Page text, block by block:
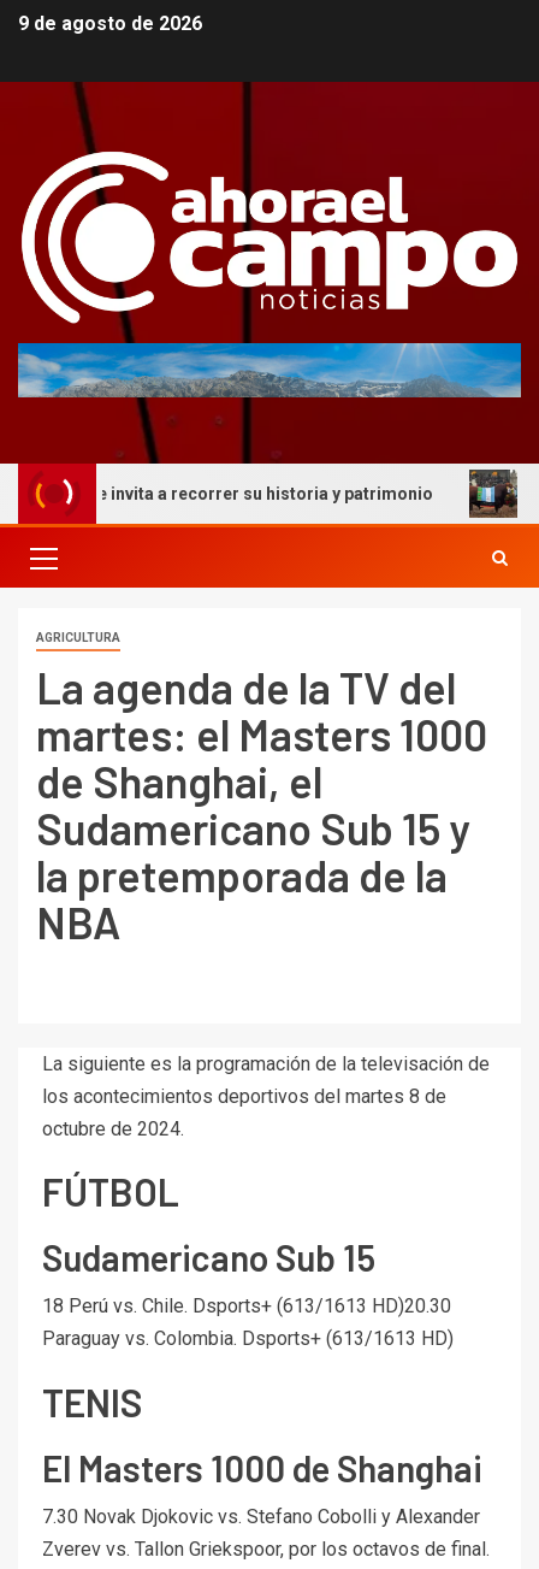
9 de agosto de 2026
que invita a recorrer su historia y patrimonio La
AGRICULTURA
La agenda de la TV del
martes: el Masters 1000
de Shanghai, el
Sudamericano Sub 15 y
la pretemporada de la
NBA
La siguiente es la programación de la televisación de
los acontecimientos deportivos del martes 8 de
octubre de 2024.
FÚTBOL
Sudamericano Sub 15
18 Perú vs. Chile. Dsports+ (613/1613 HD)20.30
Paraguay vs. Colombia. Dsports+ (613/1613 HD)
TENIS
El Masters 1000 de Shanghai
7.30 Novak Djokovic vs. Stefano Cobolli y Alexander
Zverev vs. Tallon Griekspoor, por los octavos de final.